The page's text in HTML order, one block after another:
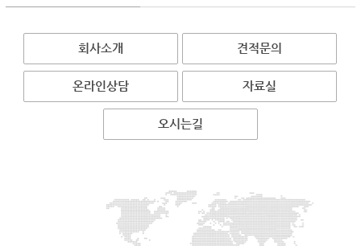
회사소개 견적문의
온라인상담 자료실
오시는길